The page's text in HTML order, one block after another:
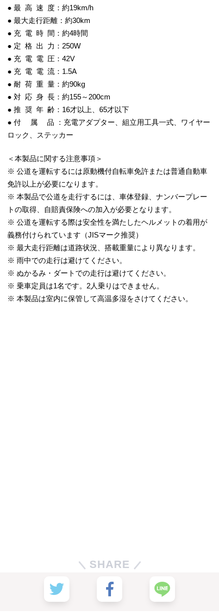
● 最 高 速 度：約19km/h
● 最大走行距離：約30km
● 充 電 時 間：約4時間
● 定 格 出 力：250W
● 充 電 電 圧：42V
● 充 電 電 流：1.5A
● 耐 荷 重 量：約90kg
● 対 応 身 長：約155～200cm
● 推 奨 年 齢：16才以上、65才以下
● 付 属 品 ：充電アダプター、組立用工具一式、ワイヤー
ロック、ステッカー
＜本製品に関する注意事項＞
※ 公道を運転するには原動機付自転車免許または普通自動車
免許以上が必要になります。
※ 本製品で公道を走行するには、車体登録、ナンバープレー
トの取得、自賠責保険への加入が必要となります。
※ 公道を運転する際は安全性を満たしたヘルメットの着用が
義務付けられています（JISマーク推奨）
※ 最大走行距離は道路状況、搭載重量により異なります。
※ 雨中での走行は避けてください。
※ ぬかるみ・ダートでの走行は避けてください。
※ 乗車定員は1名です。2人乗りはできません。
※ 本製品は室内に保管して高温多湿をさけてください。
SHARE